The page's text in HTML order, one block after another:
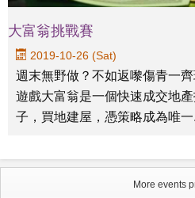
大富翁挑戰賽
2019-10-26 (Sat)
週末無野做？不如返嚟傷青一
遊戲大富翁是一個快速成交地
子，買地建屋，憑策略成為唯一
More events